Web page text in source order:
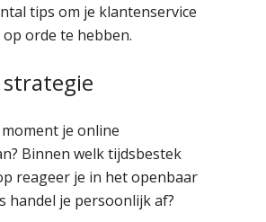
tips om je klantenservice
orde te hebben.
strategie
je online
Binnen welk tijdsbestek
reageer je in het openbaar
handel je persoonlijk af?